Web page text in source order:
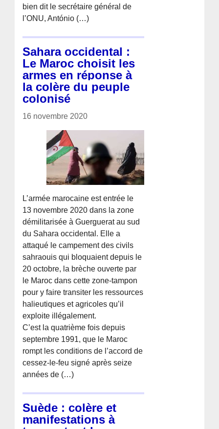
bien dit le secrétaire général de
l’ONU, António (…)
Sahara occidental :
Le Maroc choisit les
armes en réponse à
la colère du peuple
colonisé
16 novembre 2020
L’armée marocaine est entrée le
13 novembre 2020 dans la zone
démilitarisée à Guerguerat au sud
du Sahara occidental. Elle a
attaqué le campement des civils
sahraouis qui bloquaient depuis le
20 octobre, la brèche ouverte par
le Maroc dans cette zone-tampon
pour y faire transiter les ressources
halieutiques et agricoles qu’il
exploite illégalement.
C’est la quatrième fois depuis
septembre 1991, que le Maroc
rompt les conditions de l’accord de
cessez-le-feu signé après seize
années de (…)
Suède : colère et
manifestations à